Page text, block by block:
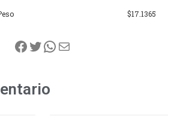
$17.1365
Facebook
Twitter
WhatsApp
Correo electrónico